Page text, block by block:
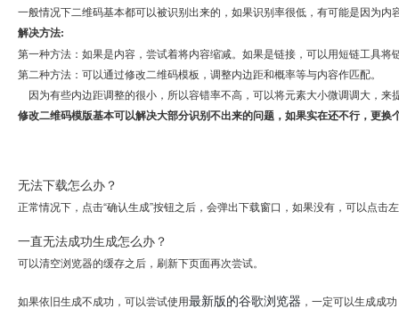
一般情况下二维码基本都可以被识别出来的，如果识别率很低，有可能是因为内
解决方法:
第一种方法：如果是内容，尝试着将内容缩减。如果是链接，可以用短链工具将
第二种方法：可以通过修改二维码模板，调整内边距和概率等与内容作匹配。
因为有些内边距调整的很小，所以容错率不高，可以将元素大小微调调大，来
修改二维码模版基本可以解决大部分识别不出来的问题，如果实在还不行，更换
无法下载怎么办？
正常情况下，点击“确认生成”按钮之后，会弹出下载窗口，如果没有，可以点击
一直无法成功生成怎么办？
可以清空浏览器的缓存之后，刷新下页面再次尝试。
如果依旧生成不成功，可以尝试使用最新版的谷歌浏览器 ，一定可以生成成